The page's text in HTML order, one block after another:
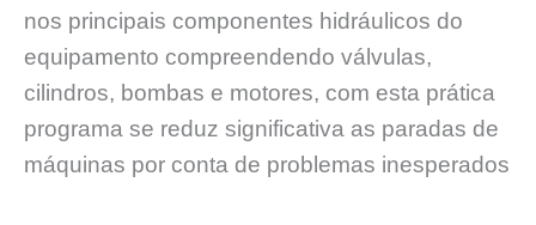
nos principais componentes hidráulicos do
equipamento compreendendo válvulas,
cilindros, bombas e motores, com esta prática
programa se reduz significativa as paradas de
máquinas por conta de problemas inesperados